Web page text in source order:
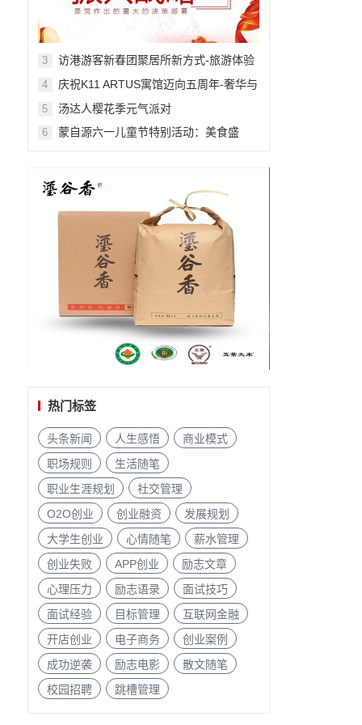
3
访港游客新春团聚居所新方式-旅游体验
4
庆祝K11 ARTUS寓馆迈向五周年-奢华与
5 汤达人樱花季元气派对
6
蒙自源六一儿童节特别活动：美食盛
热门标签
头条新闻 人生感悟
商业模式
职场规则
生活随笔
职业生涯规划
社交管理
O2O创业
创业融资
发展规划
大学生创业
心情随笔
薪水管理
创业失败
APP创业
励志文章
心理压力
励志语录
面试技巧
面试经验
目标管理
互联网金融
开店创业
电子商务
创业案例
成功逆袭
励志电影
散文随笔
校园招聘
跳槽管理